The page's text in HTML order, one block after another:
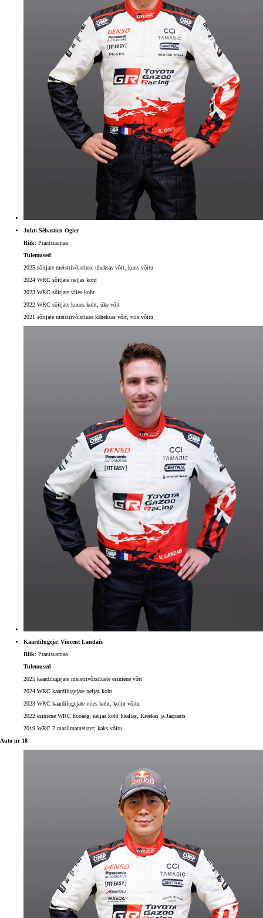
Juht: Sébastien Ogier
Riik: Prantsusmaa
Tulemused:
2025 sõitjate meistrivõistluse üheksas võit, kuus võitu
2024 WRC sõitjate neljas koht
2023 WRC sõitjate viies koht
2022 WRC sõitjate kuues koht, üks võit
2021 sõitjate meistrivõistluse kaheksas võit, viis võitu
Kaardilugeja: Vincent Landais
Riik: Prantsusmaa
Tulemused:
2025 kaardilugejate meistrivõistluste esimene võit
2024 WRC kaardilugejate neljas koht
2023 WRC kaardilugejate viies koht, kolm võitu
2022 esimene WRC hooaeg; neljas koht Itaalias, Kreekas ja Jaapanis
2019 WRC 2 maailmameister; kaks võitu
Auto nr 18